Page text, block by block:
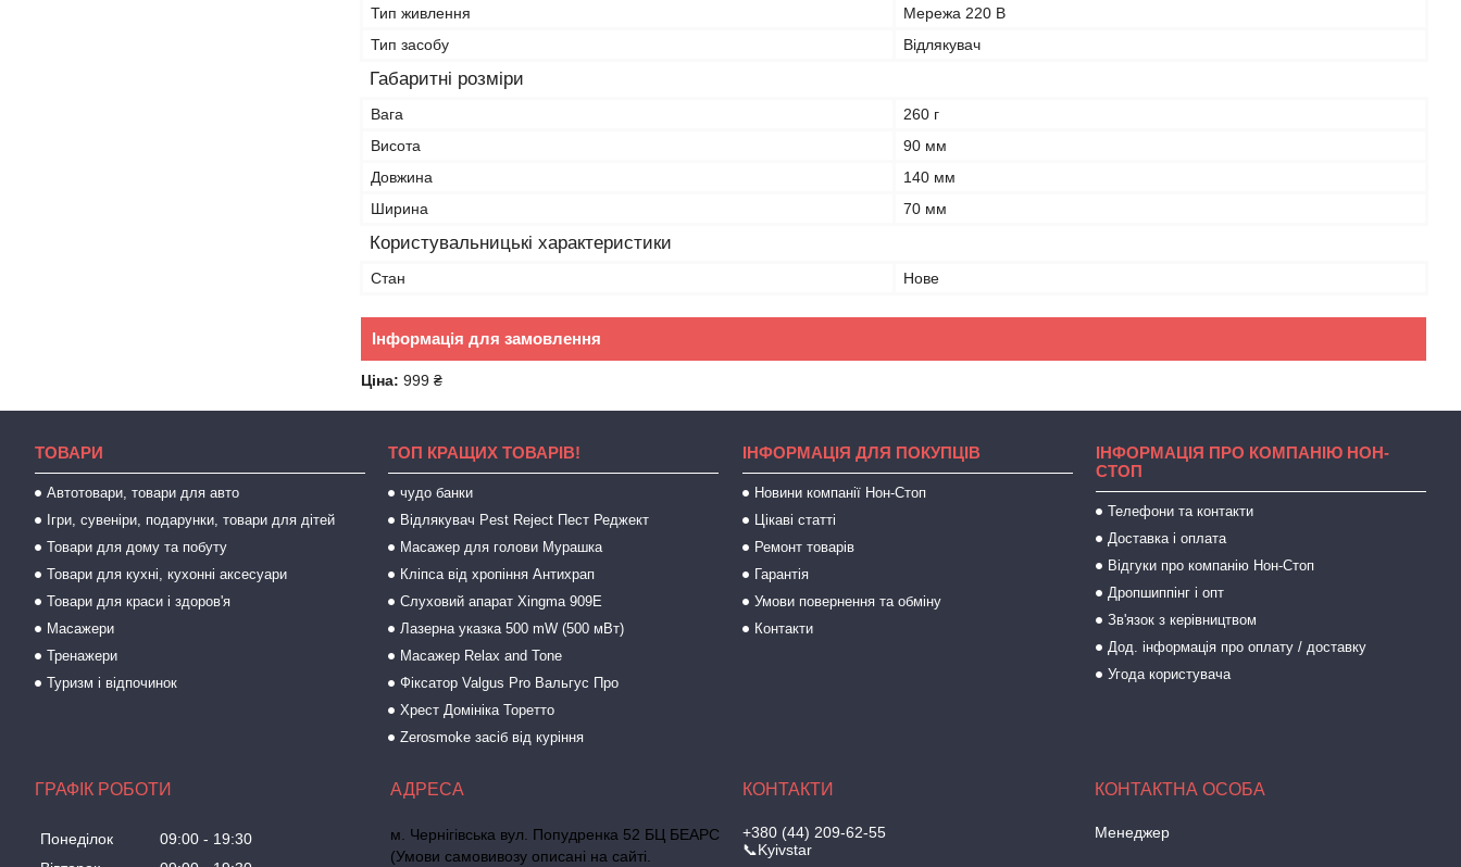
Тип живлення
Мережа 220 В
Тип засобу
Відлякувач
Габаритні розміри
Вага
260 г
Висота
90 мм
Довжина
140 мм
Ширина
70 мм
Користувальницькі характеристики
Стан Нове
Інформація для замовлення
Ціна: 999 ₴
ТОВАРИ
Автотовари, товари для авто
Ігри, сувеніри, подарунки, товари для дітей
Товари для дому та побуту
Товари для кухні, кухонні аксесуари
Товари для краси і здоров'я
Масажери
Тренажери
Туризм і відпочинок
ТОП КРАЩИХ ТОВАРІВ!
чудо банки
Відлякувач Pest Reject Пест Реджект
Масажер для голови Мурашка
Кліпса від хропіння Антихрап
Слуховий апарат Xingma 909Е
Лазерна указка 500 mW (500 мВт)
Масажер Relax and Tone
Фіксатор Valgus Pro Вальгус Про
Хрест Домініка Торетто
Zerosmoke засіб від куріння
ІНФОРМАЦІЯ ДЛЯ ПОКУПЦІВ
Новини компанії Нон-Стоп
Цікаві статті
Ремонт товарів
Гарантія
Умови повернення та обміну
Контакти
ІНФОРМАЦІЯ ПРО КОМПАНІЮ НОН-
СТОП
Телефони та контакти
Доставка і оплата
Відгуки про компанію Нон-Стоп
Дропшиппінг і опт
Зв'язок з керівництвом
Дод. інформація про оплату / доставку
Угода користувача
ГРАФІК РОБОТИ
Понеділок 09:00
19:30
м. Чернігівська вул. Попудренка 52 БЦ БЕАРС
(Умови самовивозу описані на сайті.
+380 (44) 209-62-55
📞Kyivstar
Менеджер